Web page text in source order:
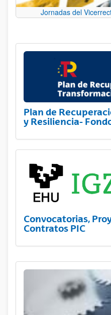
Jornadas del
Plan de
y Resiliencia-
Convocatorias,
Contratos PIC